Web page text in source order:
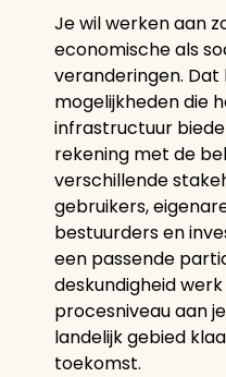
Je wil werken aan
economische als
veranderingen. Dat
mogelijkheden die
infrastructuur
rekening met de
verschillende
gebruikers,
bestuurders en
een passende
deskundigheid
procesniveau aan
landelijk gebied
toekomst.